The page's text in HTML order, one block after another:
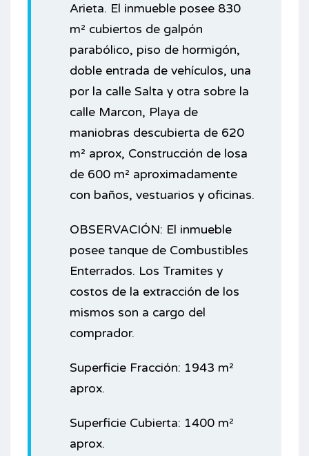
Arieta. El inmueble posee 830
m² cubiertos de galpón
parabólico, piso de hormigón,
doble entrada de vehículos, una
por la calle Salta y otra sobre la
calle Marcon, Playa de
maniobras descubierta de 620
m² aprox, Construcción de losa
de 600 m² aproximadamente
con baños, vestuarios y oficinas.
OBSERVACIÓN: El inmueble
posee tanque de Combustibles
Enterrados. Los Tramites y
costos de la extracción de los
mismos son a cargo del
comprador.
Superficie Fracción: 1943 m²
aprox.
Superficie Cubierta: 1400 m²
aprox.